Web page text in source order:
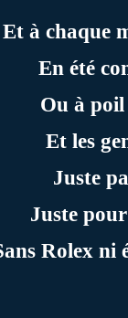
Et à chaque
En été
Ou à poil
Et les
Juste
Juste
Rolex